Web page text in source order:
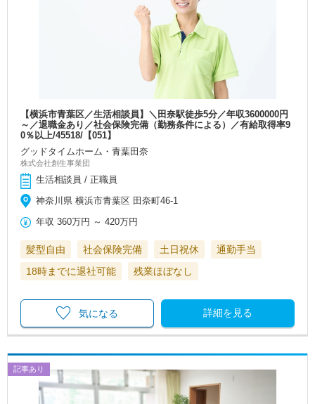
【横浜市青葉区／生活相談員】＼田奈駅徒歩5分／年収3600000円
～／退職金あり／社会保険完備（勤務条件による）／有給取得率9
0％以上/45518/【051】
グッドタイムホーム・青葉田奈
株式会社創生事業団
生活相談員 / 正職員
神奈川県 横浜市青葉区 田奈町46-1
年収 360万円 ～420万円
髪型自由 社会保険完備 土日祝休
通勤手当
18時までに退社可能
残業ほぼなし
詳細を見る
気になる
記事あり